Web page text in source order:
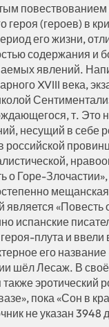
повествованием
героя (героев) в
его жизни,
содержания и
явлений.
XVIII века,
т. Это
несущий в себе
российской
о Горе-
является «Повесть
испанские
плута и
его
шёл Лесаж. В
также эротический
пока «Сон в
не указан 3948